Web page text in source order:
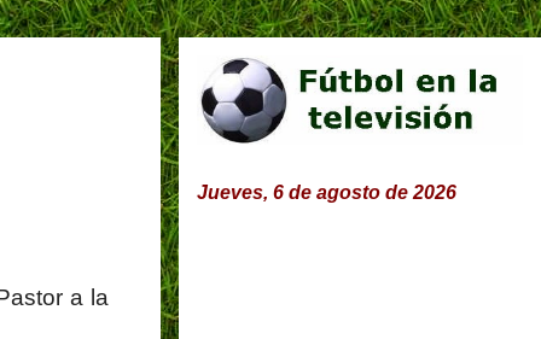
a la
Jueves, 6 de agosto de 2026